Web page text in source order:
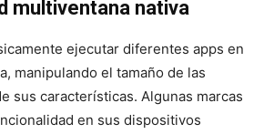
multiventana nativa
ejecutar diferentes apps en
manipulando el tamaño de las
sus características. Algunas marcas
en sus dispositivos